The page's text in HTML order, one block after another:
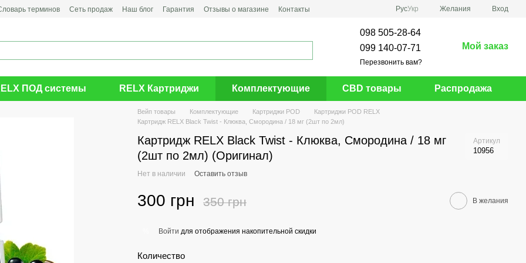
терминов Сеть продаж Наш блог Гарантия Отзывы о магазине Контакты РусУкр Желания Вход
098 505-28-64
099 140-07-71
Перезвонить вам?
Мой заказ
ПОД системы RELX Картриджи Комплектующие CBD товары Распродажа
Вейп товары Комплектующие Картриджи POD
Картриджи POD RELX
Картридж RELX Black Twist - Клюква, Cмородина / 18 мг (2шт по 2мл)
Картридж RELX Black Twist - Клюква, Cмородина / 18 мг
(2шт по 2мл) (Оригинал)
Артикул
10956
Нет в наличии Оставить отзыв
300 грн 350 грн В желания
Войти для отображения накопительной скидки
Количество